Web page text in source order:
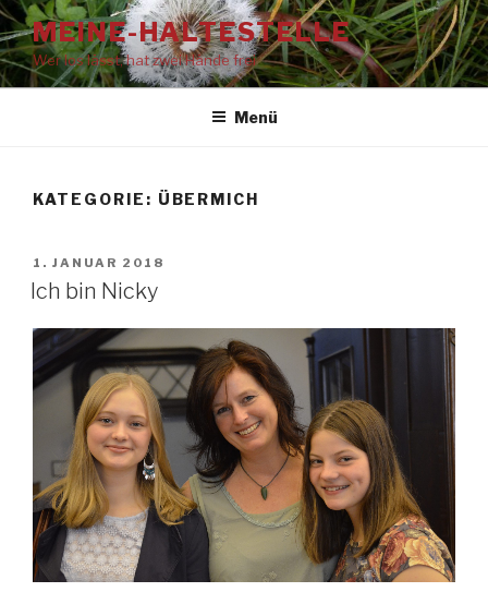
Zum
Inhalt
springen
MEINE-HALTESTELLE
Wer los lässt, hat zwei Hände frei
Menü
KATEGORIE: ÜBERMICH
VERÖFFENTLICHT
AM
1. JANUAR 2018
Ich bin Nicky